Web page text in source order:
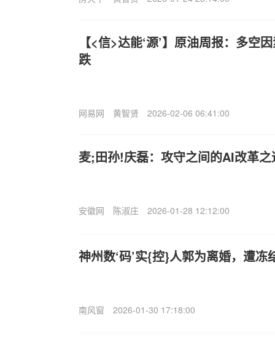
【<信>达能‘源’】原油周报：多空
跌
网易网 黄智贤 2026-02-06 06:41:00
麦;田孙!庆磊：攻守之间的AI改革之
安徽网 陈淑庄 2026-01-28 12:12:00
神州数‘码’实{控}人郭为离婚，遭冻
南风窗 2026-01-30 17:18:00